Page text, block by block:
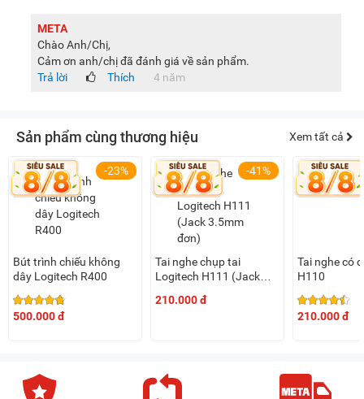
META
Chào Anh/Chị,
Cảm ơn anh/chị đã đánh giá về sản phẩm.
Trả lời
Thích 4 năm
Sản phẩm cùng thương hiệu Xem tất cả
-23%
Bút trình chiếu không
dây Logitech R400
500.000 đ
-41%
Tai nghe chụp tai
Logitech H111 (Jack
210.000 đ
Tai nghe có
H110
210.000 đ